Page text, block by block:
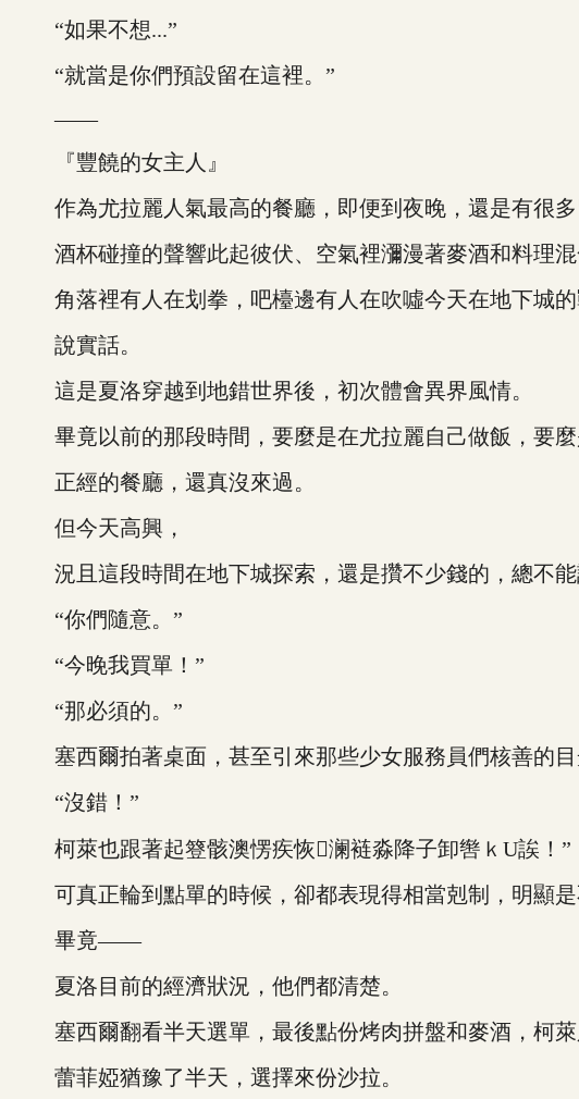
“如果不想...”
“就當是你們預設留在這裡。”
——
『豐饒的女主人』
作為尤拉麗人氣最高的餐廳，即便到夜晚，還是有很多
酒杯碰撞的聲響此起彼伏、空氣裡瀰漫著麥酒和料理混
角落裡有人在划拳，吧檯邊有人在吹噓今天在地下城的
說實話。
這是夏洛穿越到地錯世界後，初次體會異界風情。
畢竟以前的那段時間，要麼是在尤拉麗自己做飯，要麼
正經的餐廳，還真沒來過。
但今天高興，
況且這段時間在地下城探索，還是攢不少錢的，總不能
“你們隨意。”
“今晚我買單！”
“那必須的。”
塞西爾拍著桌面，甚至引來那些少女服務員們核善的目
“沒錯！”
柯萊也跟著起簦骸澳愣疾恢澜裢淼降子卸辔ｋU誒！”
可真正輪到點單的時候，卻都表現得相當剋制，明顯是
畢竟——
夏洛目前的經濟狀況，他們都清楚。
塞西爾翻看半天選單，最後點份烤肉拼盤和麥酒，柯萊
蕾菲婭猶豫了半天，選擇來份沙拉。